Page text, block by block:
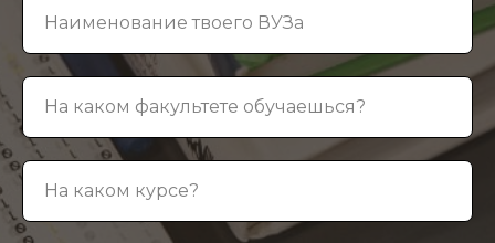
Наименование твоего ВУЗа
На каком факультете обучаешься?
На каком курсе?